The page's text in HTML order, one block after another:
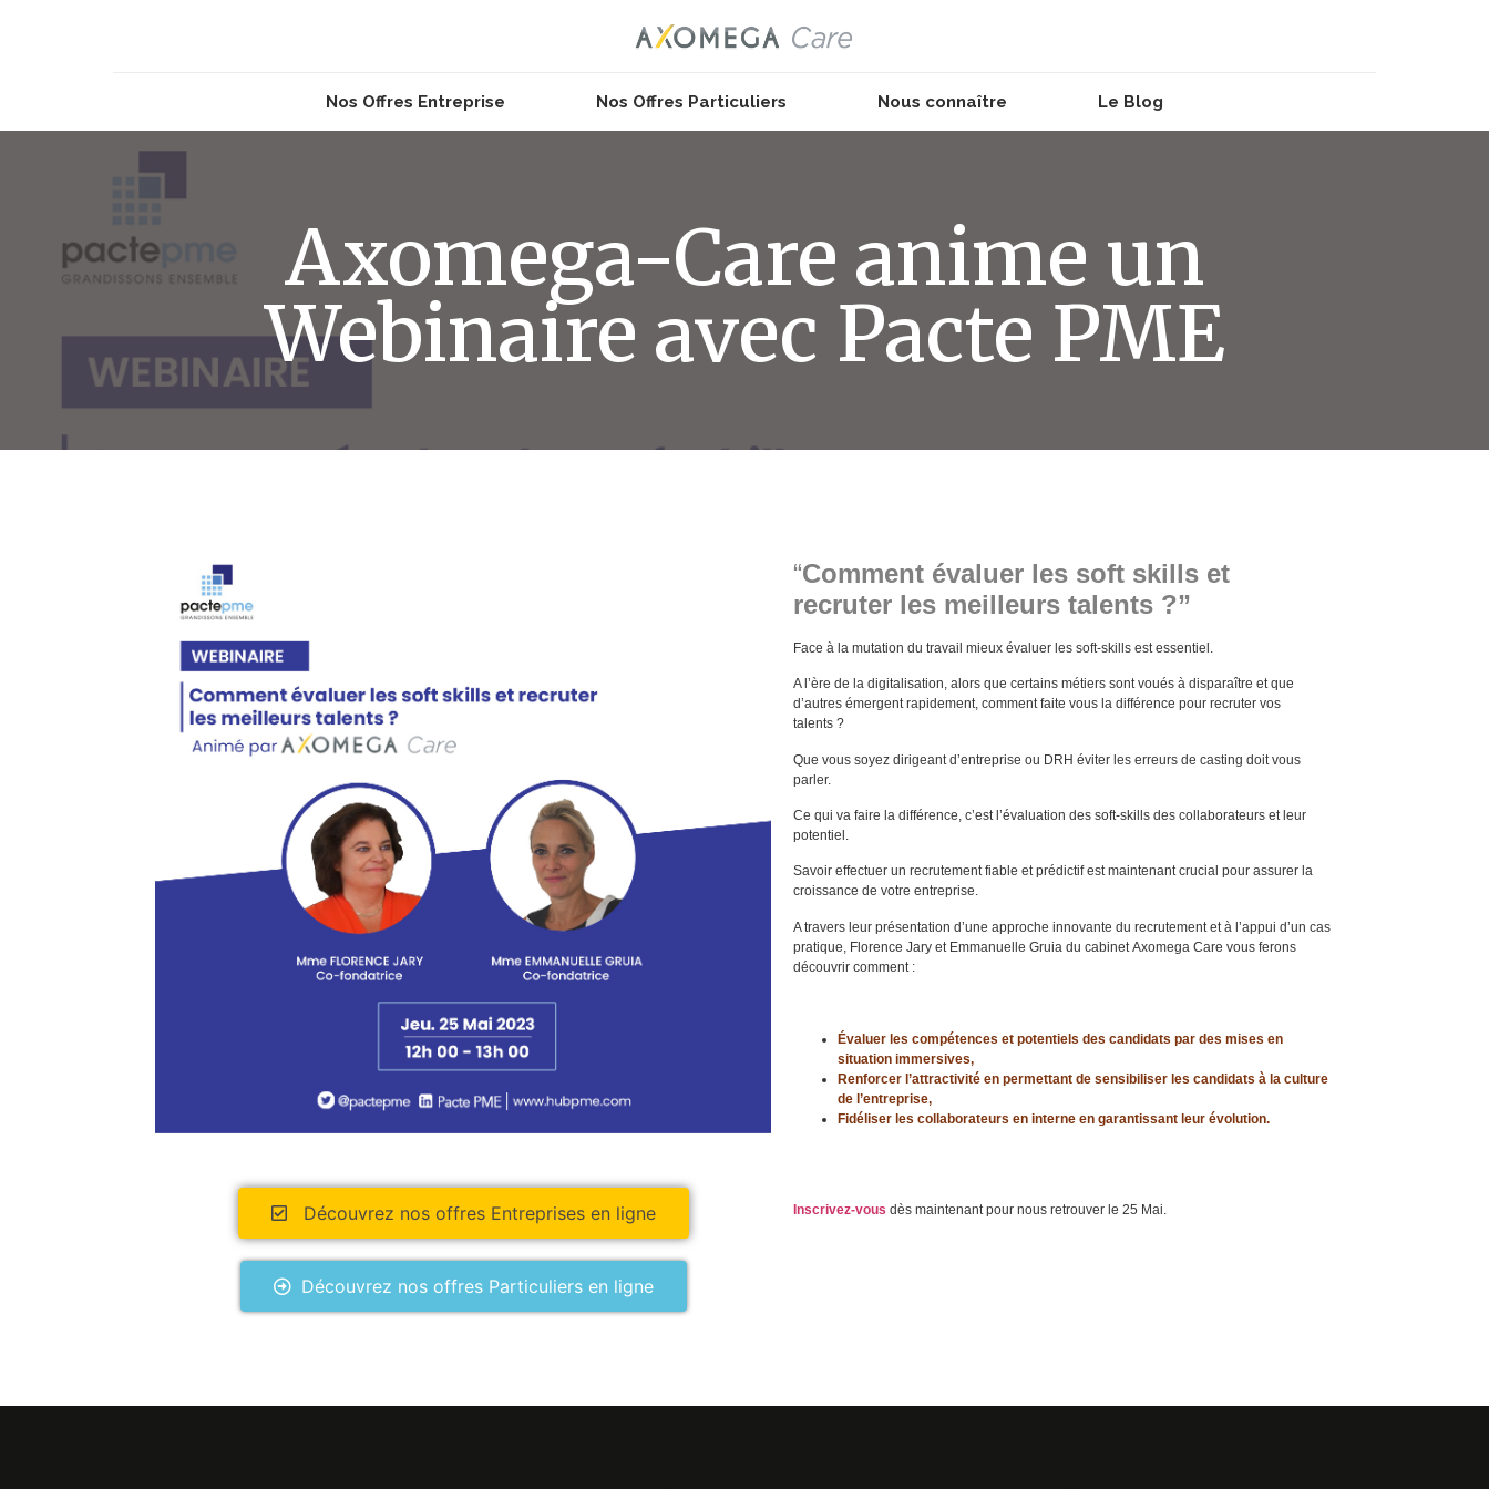
Nos Offres Entreprise Nos Offres Particuliers Nous connaître Le Blog
Axomega-Care anime un
Webinaire avec Pacte PME
Découvrez nos offres Entreprises en ligne
Découvrez nos offres Particuliers en ligne
“Comment évaluer les soft skills et
recruter les meilleurs talents ?”
Face à la mutation du travail mieux évaluer les soft-skills est essentiel.
A l’ère de la digitalisation, alors que certains métiers sont voués à disparaître et que
d’autres émergent rapidement, comment faite vous la différence pour recruter vos
talents ?
Que vous soyez dirigeant d’entreprise ou DRH éviter les erreurs de casting doit vous
parler.
Ce qui va faire la différence, c’est l’évaluation des soft-skills des collaborateurs et leur
potentiel.
Savoir effectuer un recrutement fiable et prédictif est maintenant crucial pour assurer la
croissance de votre entreprise.
A travers leur présentation d’une approche innovante du recrutement et à l’appui d’un cas
pratique, Florence Jary et Emmanuelle Gruia du cabinet Axomega Care vous ferons
découvrir comment :
Évaluer les compétences et potentiels des candidats par des mises en
situation immersives,
Renforcer l’attractivité en permettant de sensibiliser les candidats à la culture
de l’entreprise,
Fidéliser les collaborateurs en interne en garantissant leur évolution.
Inscrivez-vous dès maintenant pour nous retrouver le 25 Mai.